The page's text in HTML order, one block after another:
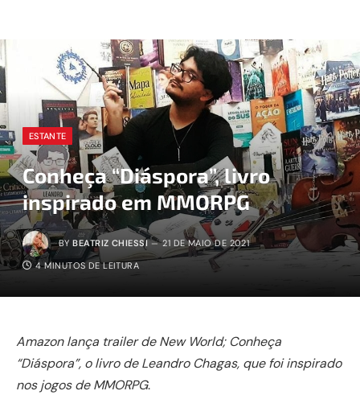
ESTANTE
Conheça “Diáspora”, livro
inspirado em MMORPG
BY BEATRIZ CHIESSI 21 DE MAIO DE 2021
4 MINUTOS DE LEITURA
Amazon lança trailer de New World; Conheça
“Diáspora”, o livro de Leandro Chagas, que foi inspirado
nos jogos de MMORPG.